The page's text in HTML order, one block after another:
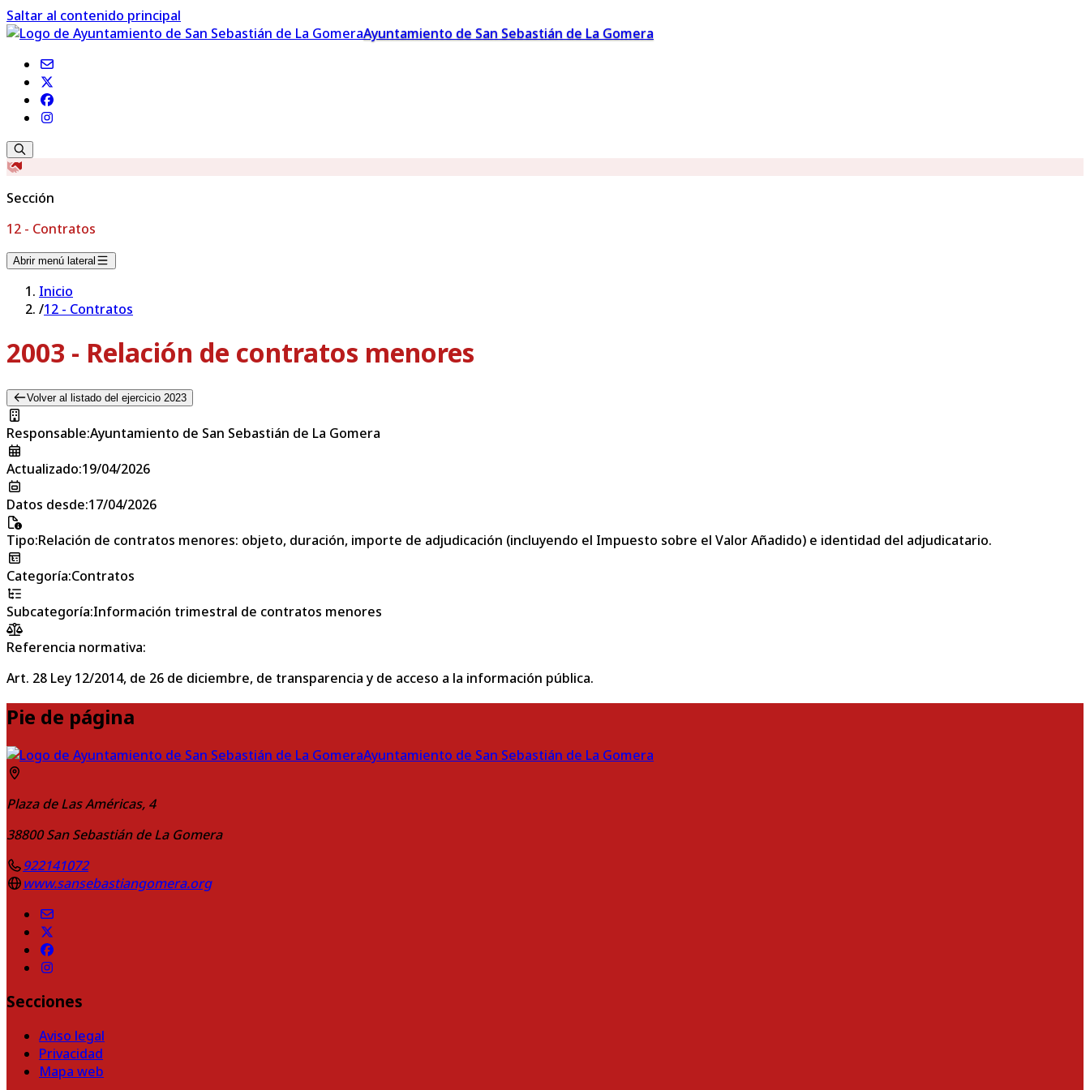
Saltar al contenido principal
Ayuntamiento de San Sebastián de La Gomera
Sección
12 - Contratos
Abrir menú lateral
Inicio
/12 - Contratos
2003 - Relación de contratos menores
Volver al listado del ejercicio 2023
Responsable:Ayuntamiento de San Sebastián de La Gomera
Actualizado:19/04/2026
Datos desde:17/04/2026
Tipo:Relación de contratos menores: objeto, duración, importe de adjudicación (incluyendo el Impuesto sobre el Valor Añadido) e identidad del adjudicatario.
Categoría:Contratos
Subcategoría:Información trimestral de contratos menores
Referencia normativa:
Art. 28 Ley 12/2014, de 26 de diciembre, de transparencia y de acceso a la información pública.
Pie de página
Ayuntamiento de San Sebastián de La Gomera
Plaza de Las Américas, 4
38800 San Sebastián de La Gomera
922141072
www.sansebastiangomera.org
Secciones
Aviso legal
Privacidad
Mapa web